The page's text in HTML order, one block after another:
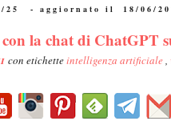
25 - aggiornato il 18/06/
la chat di ChatGPT
con etichetteintelligenza artificiale,